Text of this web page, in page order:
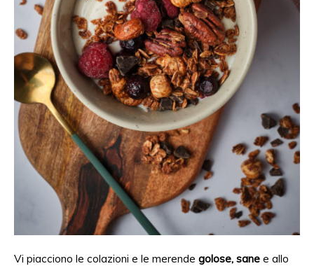
Vi piacciono le colazioni e le merende golose, sane e allo